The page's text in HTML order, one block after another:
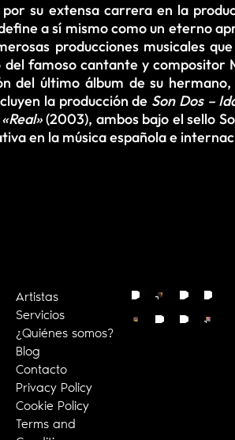
su extensa carrera en la
a sí mismo como un eterno
producciones musicales
famoso cantante y compositor
del último álbum de su hermano,
la producción de Son Dos –
«Real»(2003), ambos bajo el sello
en la música española e
Artistas
Servicios
¿Quiénes somos?
Blog
Contacto
Privacy Policy
Cookie Policy
Terms and